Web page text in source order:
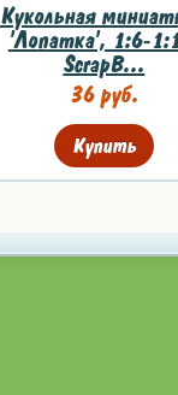
Кукольная
'Лопатка', 1:6-
ScrapB...
36 руб.
Купить